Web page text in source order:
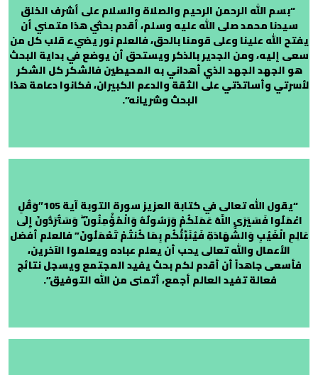
“بسم الله الرحمن الرحيم والصلاة والسلام على أشرف الخلق
سيدنا محمد صلى الله عليه وسلم، أقدم بحثي هذا متمني أن
يفتح الله علينا وعلى قومنا بالحق، فالعلم نور يضيء قلب كل من
سعى إليه، ومن الجدير بالذكر ويستحق أن يوضع في بداية البحث
هو الجهد الجهد الذي أهداني به المحيطين فالشكر كل الشكر
لأسرتي وأساتذتي على الثقة والدعم الكبيران، فكانوا دعامة هذا
البحث وشريانه”.
“يقول الله تعالى في كتابة العزيز سورة التوبة آية 105″وَقُلِ
اعْمَلُوا فَسَيَرَى اللَّهُ عَمَلَكُمْ وَرَسُولُهُ وَالْمُؤْمِنُونَ ۖ وَسَتُرَدُّونَ إِلَىٰ
عَالِمِ الْغَيْبِ وَالشَّهَادَةِ فَيُنَبِّئُكُم بِمَا كُنتُمْ تَعْمَلُونَ” فالعلم أفضل
الأعمال والله تعالى يحب أن يعلم عباده ويعلموا الآخرين،
فأسعى جاهداً أن أقدم لكم بحث يفيد المجتمع ويسجل نتائج
فعالة تفيد العالم أجمع، أتمنى من الله التوفيق”.